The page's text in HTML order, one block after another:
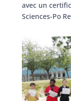
avec un
Sciences-Po